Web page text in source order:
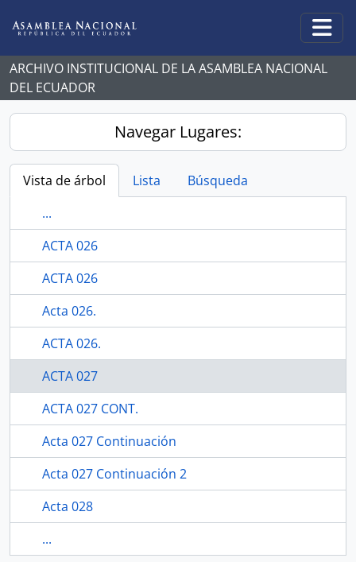
ARCHIVO INSTITUCIONAL DE LA ASAMBLEA NACIONAL
DEL ECUADOR
Navegar Lugares:
Vista de árbol Lista
Búsqueda
...
ACTA 026
ACTA 026
Acta 026.
ACTA 026.
ACTA 027
ACTA 027 CONT.
Acta 027 Continuación
Acta 027 Continuación 2
Acta 028
...